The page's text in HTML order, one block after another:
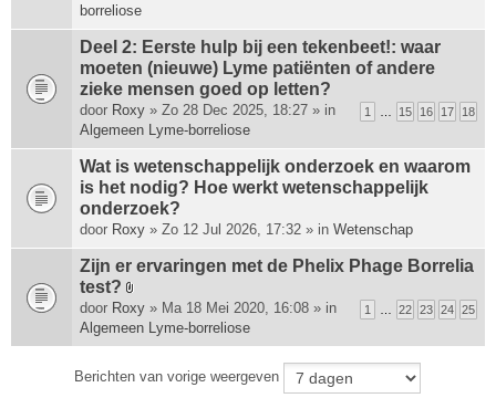
(
n
borreliose
Deel 2: Eerste hulp bij een tekenbeet!: waar
moeten (nieuwe) Lyme patiënten of andere
zieke mensen goed op letten?
1 … 15 16 17 18
door Roxy » Zo 28 Dec 2025, 18:27 » in
Algemeen Lyme-borreliose
Wat is wetenschappelijk onderzoek en waarom
is het nodig? Hoe werkt wetenschappelijk
onderzoek?
door Roxy » Zo 12 Jul 2026, 17:32 » in Wetenschap
Zijn er ervaringen met de Phelix Phage Borrelia
test?
B
i
a
1 … 22 23 24 25
door Roxy » Ma 18 Mei 2020, 16:08 » in
Algemeen Lyme-borreliose
Berichten van vorige weergeven